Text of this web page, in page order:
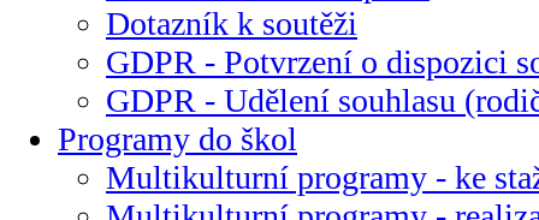
Dotazník k soutěži
GDPR - Potvrzení o dispozici
GDPR - Udělení souhlasu
Programy do škol
Multikulturní programy - ke